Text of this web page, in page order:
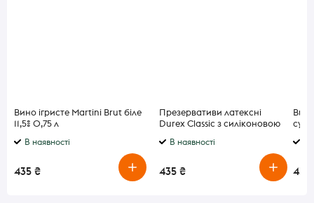
Вино ігристе Martini Brut біле
11,5% 0,75 л
В наявності
435 ₴
Презервативи латексні
Durex Classic з силіконовою
В наявності
435 ₴
сухе
439